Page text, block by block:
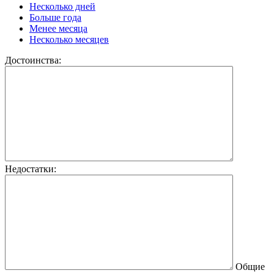
Несколько дней
Больше года
Менее месяца
Несколько месяцев
Достоинства:
Недостатки:
Общие